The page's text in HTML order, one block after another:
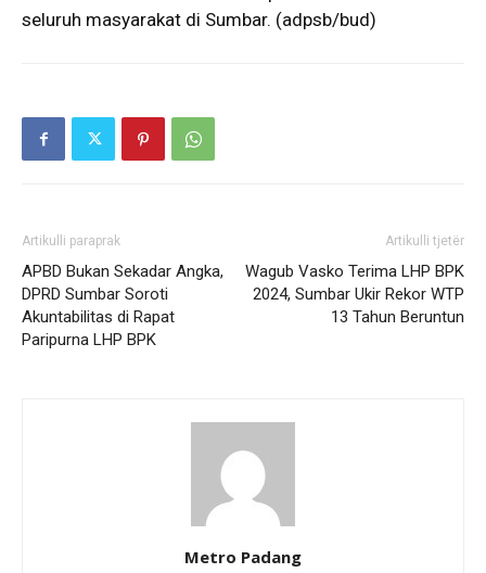
seluruh masyarakat di Sumbar. (adpsb/bud)
Artikulli paraprak
APBD Bukan Sekadar Angka,
DPRD Sumbar Soroti
Akuntabilitas di Rapat
Paripurna LHP BPK
Artikulli tjetër
Wagub Vasko Terima LHP BPK
2024, Sumbar Ukir Rekor WTP
13 Tahun Beruntun
Metro Padang